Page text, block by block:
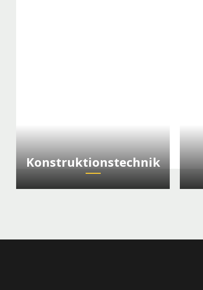
Konstruktionstechnik